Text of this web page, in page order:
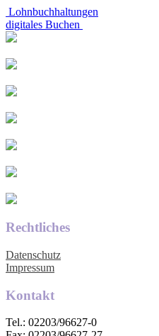
Lohnbuchhaltungen
digitales Buchen
Rechtliches
Datenschutz
Impressum
Kontakt
Tel.: 02203/96627-0